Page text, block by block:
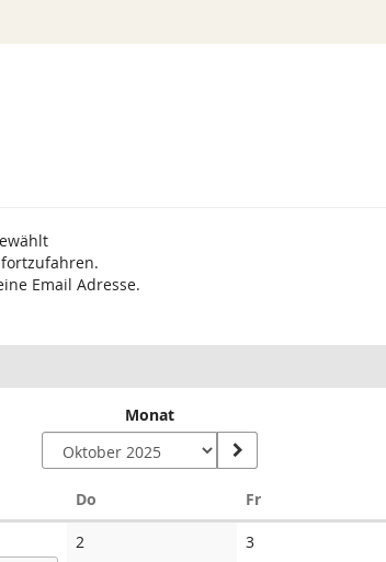
Email Adresse.
Monat
Do FrFreitag
2 3Keine